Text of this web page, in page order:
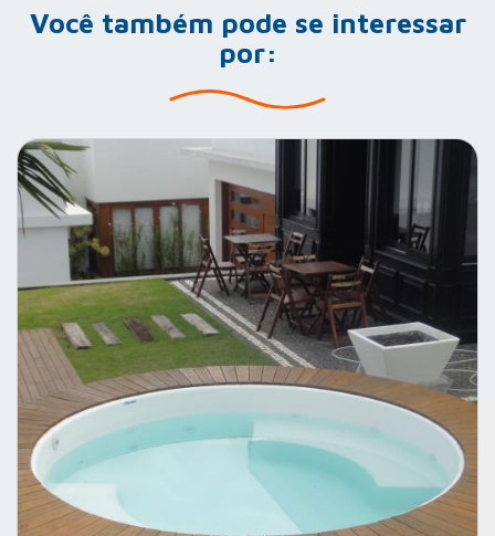
Você também pode se interessar
por: